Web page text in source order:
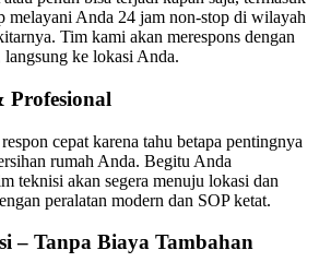
melayani Anda 24 jam non-stop di wilayah
Tim kami akan merespons dengan
ke lokasi Anda.
Profesional
cepat karena tahu betapa pentingnya
rumah Anda. Begitu Anda
teknisi akan segera menuju lokasi dan
peralatan modern dan SOP ketat.
– Tanpa Biaya Tambahan